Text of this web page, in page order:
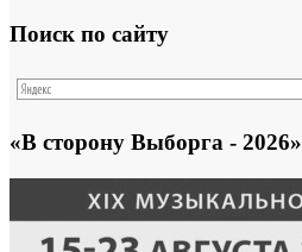
Поиск по сайту
«В сторону Выборга - 2026»